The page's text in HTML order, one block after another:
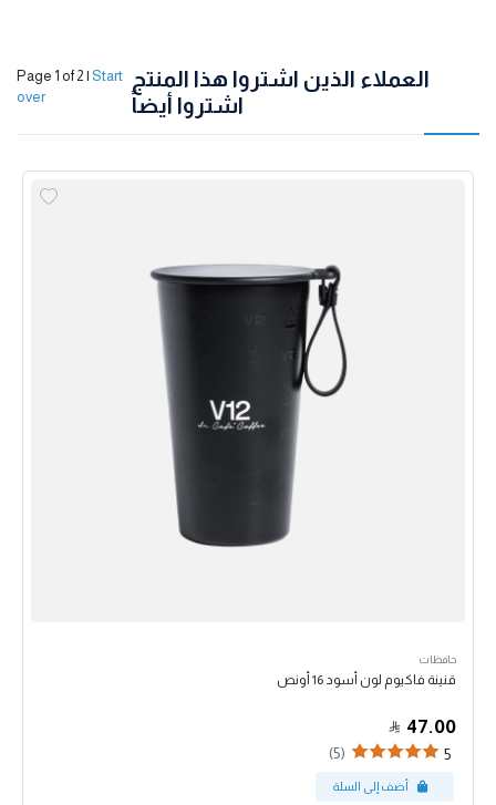
العملاء الذين اشتروا هذا المنتج
اشتروا أيضاً
Page 1 of 2 | Start
over
حافظات
قنينة فاكيوم لون أسود 16 أونص
47.00
5
(5)